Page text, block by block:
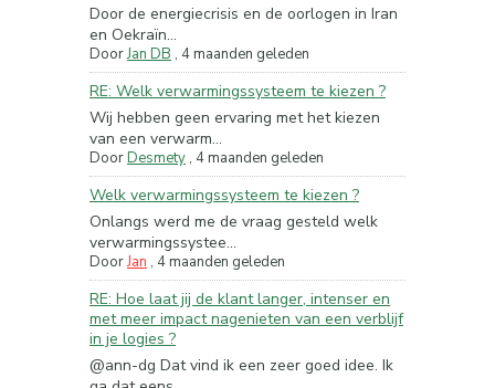
Door de energiecrisis en de oorlogen in Iran
en Oekraïn...
DoorJan DB , 4 maanden geleden
RE: Welk verwarmingssysteem te kiezen ?
Wij hebben geen ervaring met het kiezen
van een verwarm...
DoorDesmety , 4 maanden geleden
Welk verwarmingssysteem te kiezen ?
Onlangs werd me de vraag gesteld welk
verwarmingssystee...
DoorJan , 4 maanden geleden
RE: Hoe laat jij de klant langer, intenser en
met meer impact nagenieten van een verblijf
in je logies ?
@ann-dg Dat vind ik een zeer goed idee. Ik